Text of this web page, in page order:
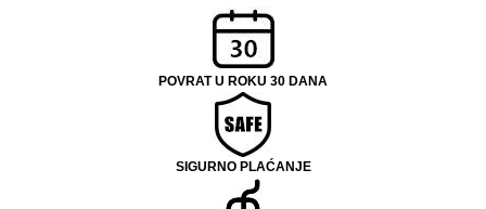
POVRAT U ROKU 30 DANA
SIGURNO PLAĆANJE